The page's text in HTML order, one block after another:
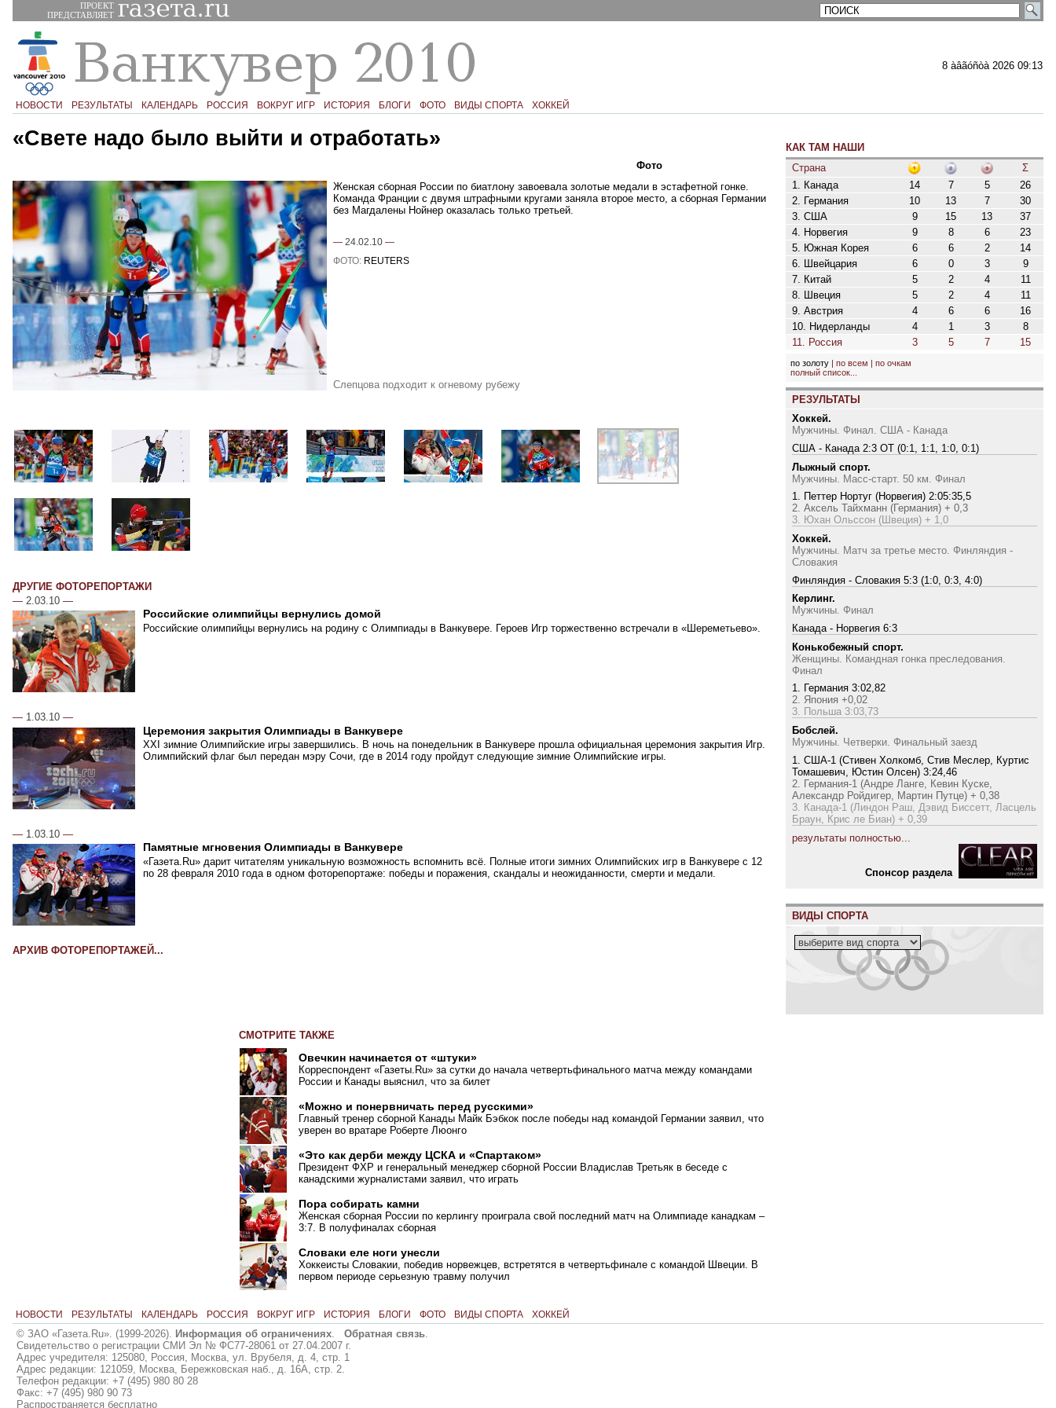
ПРОЕКТ
ПРЕДСТАВЛЯЕТ
8 àâãóñòà 2026 09:13
НОВОСТИ РЕЗУЛЬТАТЫ КАЛЕНДАРЬ РОССИЯ ВОКРУГ ИГР ИСТОРИЯ БЛОГИ ФОТО ВИДЫ СПОРТА ХОККЕЙ
«Свете надо было выйти и отработать»
Фото
Женская сборная России по биатлону завоевала золотые медали в эстафетной гонке.
Команда Франции с двумя штрафными кругами заняла второе место, а сборная Германии
без Магдалены Нойнер оказалась только третьей.
— 24.02.10 —
ФОТО: REUTERS
Слепцова подходит к огневому рубежу
ДРУГИЕ ФОТОРЕПОРТАЖИ
— 2.03.10 —
Российские олимпийцы вернулись домой
Российские олимпийцы вернулись на родину с Олимпиады в Ванкувере. Героев Игр торжественно встречали в «Шереметьево».
— 1.03.10 —
Церемония закрытия Олимпиады в Ванкувере
XXI зимние Олимпийские игры завершились. В ночь на понедельник в Ванкувере прошла официальная церемония закрытия Игр.
Олимпийский флаг был передан мэру Сочи, где в 2014 году пройдут следующие зимние Олимпийские игры.
— 1.03.10 —
Памятные мгновения Олимпиады в Ванкувере
«Газета.Ru» дарит читателям уникальную возможность вспомнить всё. Полные итоги зимних Олимпийских игр в Ванкувере с 12
по 28 февраля 2010 года в одном фоторепортаже: победы и поражения, скандалы и неожиданности, смерти и медали.
АРХИВ ФОТОРЕПОРТАЖЕЙ...
КАК ТАМ НАШИ
Страна
Σ
1. Канада
14 7 5
26
2. Германия
10 13 7
30
3. США
9 15 13
37
4. Норвегия
9 8 6
23
5. Южная Корея
6 6 2
14
6. Швейцария
6 0 3
9
7. Китай
5 2 4
11
8. Швеция
5 2 4
11
9. Австрия
4 6 6
16
10. Нидерланды
4 1 3
8
11. Россия
3 5 7 15
по золоту |по всем |по очкам
полный список...
РЕЗУЛЬТАТЫ
Хоккей.
Мужчины. Финал. США - Канада
США - Канада 2:3 ОТ (0:1, 1:1, 1:0, 0:1)
Лыжный спорт.
Мужчины. Масс-старт. 50 км. Финал
1. Петтер Нортуг (Норвегия) 2:05:35,5
2. Аксель Тайхманн (Германия) + 0,3
3. Юхан Ольссон (Швеция) + 1,0
Хоккей.
Мужчины. Матч за третье место. Финляндия -
Словакия
Финляндия - Словакия 5:3 (1:0, 0:3, 4:0)
Керлинг.
Мужчины. Финал
Канада - Норвегия 6:3
Конькобежный спорт.
Женщины. Командная гонка преследования.
Финал
1. Германия 3:02,82
2. Япония +0,02
3. Польша 3:03,73
Бобслей.
Мужчины. Четверки. Финальный заезд
1. США-1 (Стивен Холкомб, Стив Меслер, Куртис
Томашевич, Юстин Олсен) 3:24,46
2. Германия-1 (Андре Ланге, Кевин Куске,
Александр Ройдигер, Мартин Путце) + 0,38
3. Канада-1 (Линдон Раш, Дэвид Биссетт, Ласцель
Браун, Крис ле Биан) + 0,39
результаты полностью...
Cпонсор раздела
ВИДЫ СПОРТА
СМОТРИТЕ ТАКЖЕ
Овечкин начинается от «штуки»
Корреспондент «Газеты.Ru» за сутки до начала четвертьфинального матча между командами
России и Канады выяснил, что за билет
«Можно и понервничать перед русскими»
Главный тренер сборной Канады Майк Бэбкок после победы над командой Германии заявил, что
уверен во вратаре Роберте Люонго
«Это как дерби между ЦСКА и «Спартаком»
Президент ФХР и генеральный менеджер сборной России Владислав Третьяк в беседе с
канадскими журналистами заявил, что играть
Пора собирать камни
Женская сборная России по керлингу проиграла свой последний матч на Олимпиаде канадкам –
3:7. В полуфиналах сборная
Словаки еле ноги унесли
Хоккеисты Словакии, победив норвежцев, встретятся в четвертьфинале с командой Швеции. В
первом периоде серьезную травму получил
НОВОСТИ РЕЗУЛЬТАТЫ КАЛЕНДАРЬ РОССИЯ ВОКРУГ ИГР ИСТОРИЯ БЛОГИ ФОТО ВИДЫ СПОРТА ХОККЕЙ
© ЗАО «Газета.Ru». (1999-2026). Информация об ограничениях Обратная связь
Свидетельство о регистрации СМИ Эл № ФС77-28061 от 27.04.2007 г.
Адрес учредителя: 125080, Россия, Москва, ул. Врубеля, д. 4, стр. 1
Адрес редакции: 121059, Москва, Бережковская наб., д. 16А, стр. 2.
Телефон редакции: +7 (495) 980 80 28
Факс: +7 (495) 980 90 73
Распространяется бесплатно